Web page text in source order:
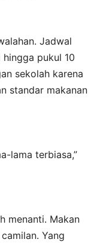
Jadwal
pukul 10
sekolah karena
standar makanan
lama terbiasa,”
menanti. Makan
Yang